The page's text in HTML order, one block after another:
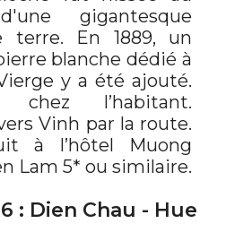
gigantesque
terre. En 1889, un
blanche dédié à
y a été ajouté.
chez l’habitant.
Vinh par la route.
à l’hôtel Muong
Lam 5* ou similaire.
: Dien Chau - Hue